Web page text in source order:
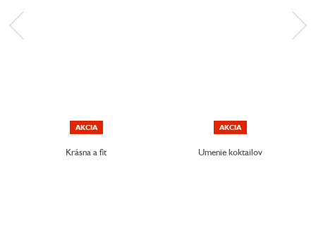
AKCIA
Krásna a fit
AKCIA
Umenie koktailov